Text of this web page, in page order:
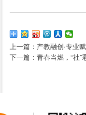
上一篇： 产教融创·专业
下一篇： 青春当燃，“社